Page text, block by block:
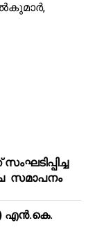
സമാപനം
എൻ.കെ.